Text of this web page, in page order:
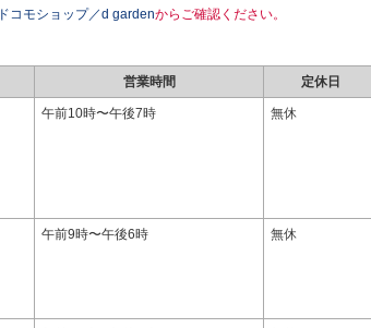
ドコモショップ／d gardenからご確認ください。
営業時間 定休日
午前10時〜午後7時 無休
午前9時〜午後6時 無休